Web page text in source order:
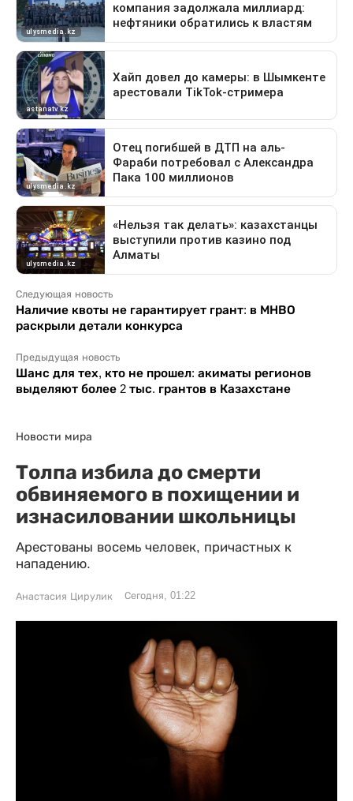
Следующая новость
Наличие квоты не гарантирует грант: в МНВО
раскрыли детали конкурса
Предыдущая новость
Шанс для тех, кто не прошел: акиматы регионов
выделяют более 2 тыс. грантов в Казахстане
Новости мира
Толпа избила до смерти
обвиняемого в похищении и
изнасиловании школьницы
Арестованы восемь человек, причастных к
нападению.
Анастасия Цирулик Сегодня, 01:22